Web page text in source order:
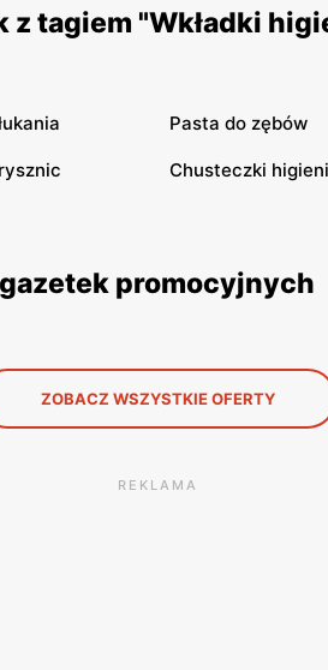
tagiem "Wkładki
Pasta do zębów
Chusteczki
promocyjnych
ZOBACZ WSZYSTKIE OFERTY
REKLAMA